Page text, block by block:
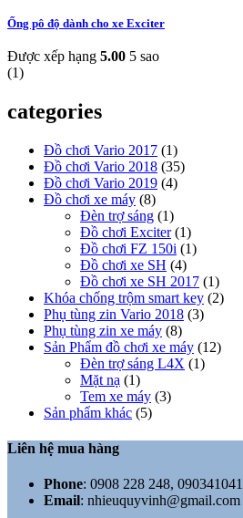
Ống pô độ dành cho xe Exciter
Được xếp hạng 5.00 5 sao
(1)
categories
Đồ chơi Vario 2017 (1)
Đồ chơi Vario 2018 (35)
Đồ chơi Vario 2019 (4)
Đồ chơi xe máy (8)
Đèn trợ sáng (1)
Đồ chơi Exciter (1)
Đồ chơi FZ 150i (1)
Đồ chơi xe SH (4)
Đồ chơi xe SH 2017 (1)
Khóa chống trộm smart key (2)
Phụ tùng zin Vario 2018 (3)
Phụ tùng zin xe máy (8)
Sản Phẩm đồ chơi xe máy (12)
Đèn trợ sáng L4X (1)
Mặt nạ (1)
Tem xe máy (3)
Sản phẩm khác (5)
Liên hệ mua hàng
Phone: 0908 228 248,
Email: nhieuquyvinh@gmail.com